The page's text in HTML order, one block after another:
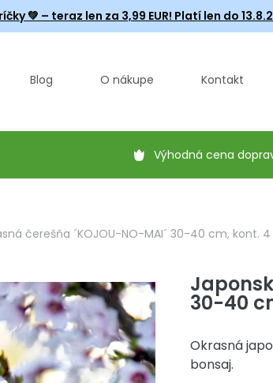
💚 – teraz len za 3,99 EUR! Platí len do
Blog O nákupe Kontakt
Výhodná cena
čerešňa ´KOJOU-NO-MAI´ 30-40 cm, kont. 4
30-40
Okrasná
bonsaj.